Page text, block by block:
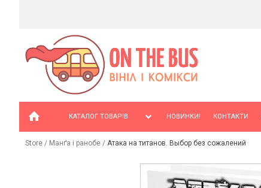
КАТАЛОГ ТОВАРІВ НОВИНКИ! КОНТАКТИ
Store / Манґа і ранобе / Атака на титанов. Выбор без сожалений